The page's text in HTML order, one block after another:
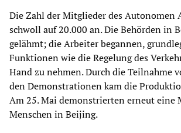
Die Zahl der Mitglieder des Autonomen
schwoll auf 20.000 an. Die Behörden in
gelähmt; die Arbeiter begannen,
Funktionen wie die Regelung des
Hand zu nehmen. Durch die Teilnahme
den Demonstrationen kam die
Am 25. Mai demonstrierten erneut eine
Menschen in Beijing.